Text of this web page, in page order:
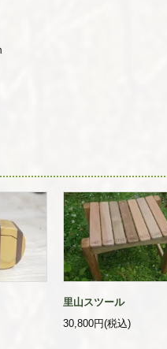
里山スツール
30,800円(税込)